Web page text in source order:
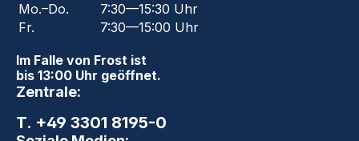
Mo.–Do.
7:30—15:30 Uhr
Fr.
7:30—15:00 Uhr
Im Falle von Frost ist
bis 13:00 Uhr geöffnet.
Zentrale:
T. +49 3301 8195-0